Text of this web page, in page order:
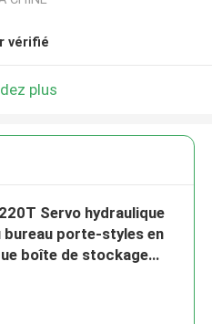
vérifié
plus
Servo hydraulique
bureau porte-styles en
boîte de stockage